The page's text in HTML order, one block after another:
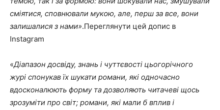
сміятися, сповнювали мукою, але, перш за все, вони
залишалися з нами».Переглянути цей допис в
Instagram
«Діапазон досвіду, знань і чуттєвості цьогорічного
журі спонукав їх шукати романи, які одночасно
вдосконалюють форму та дозволяють читачеві щось
зрозуміти про світ; романи, які мали б вплив і